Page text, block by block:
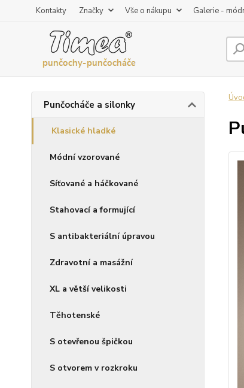
Kontakty Značky Vše o nákupu Galerie -
Punčocháče a silonky
Klasické hladké
Módní vzorované
Síťované a háčkované
Stahovací a formující
S antibakteriální úpravou
Zdravotní a masážní
XL a větší velikosti
Těhotenské
S otevřenou špičkou
S otvorem v rozkroku